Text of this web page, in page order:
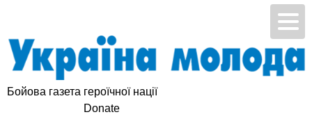
Бойова газета героїчної нації
Donate